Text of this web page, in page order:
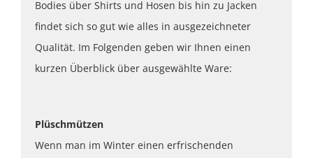
Bodies über Shirts und Hosen bis hin zu Jacken
findet sich so gut wie alles in ausgezeichneter
Qualität. Im Folgenden geben wir Ihnen einen
kurzen Überblick über ausgewählte Ware:
Plüschmützen
Wenn man im Winter einen erfrischenden